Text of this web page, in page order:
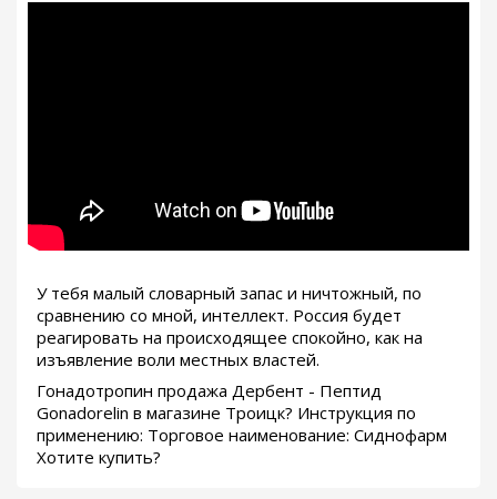
У тебя малый словарный запас и ничтожный, по
сравнению со мной, интеллект. Россия будет
реагировать на происходящее спокойно, как на
изъявление воли местных властей.
Гонадотропин продажа Дербент - Пептид
Gonadorelin в магазине Троицк? Инструкция по
применению: Торговое наименование: Сиднофарм
Хотите купить?